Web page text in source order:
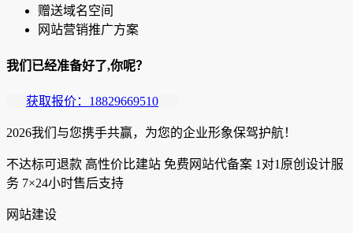
赠送域名空间
网站营销推广方案
我们已经准备好了,你呢？
获取报价：18829669510
2026我们与您携手共赢，为您的企业形象保驾护航！
不达标可退款 高性价比建站 免费网站代备案 1对1原创设计服
务 7×24小时售后支持
网站建设